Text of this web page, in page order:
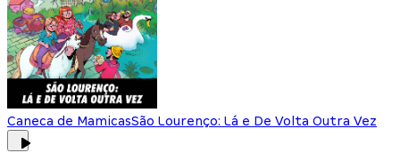
Caneca de MamicasSão Lourenço: Lá e De Volta Outra Vez